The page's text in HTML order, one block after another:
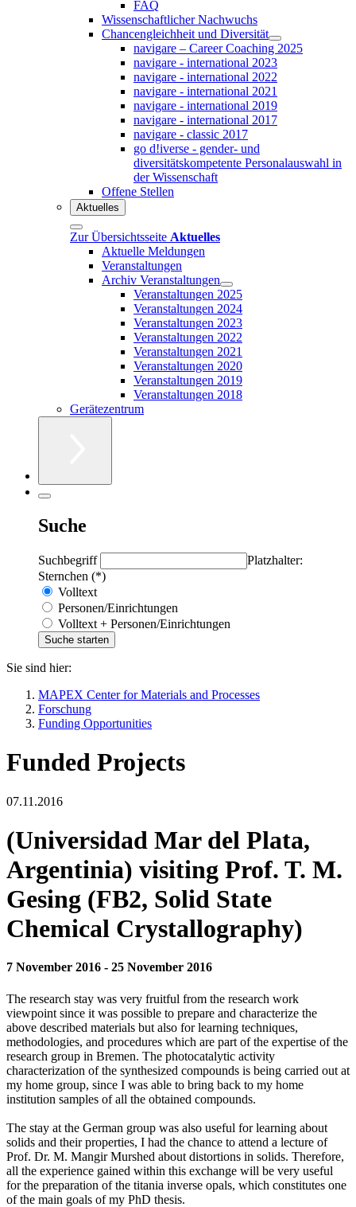
FAQ
Wissenschaftlicher Nachwuchs
Chancengleichheit und Diversität
navigare – Career Coaching 2025
navigare - international 2023
navigare - international 2022
navigare - international 2021
navigare - international 2019
navigare - international 2017
navigare - classic 2017
go d!iverse - gender- und
diversitätskompetente Personalauswahl in
der Wissenschaft
Offene Stellen
Aktuelles
Zur Übersichtsseite Aktuelles
Aktuelle Meldungen
Veranstaltungen
Archiv Veranstaltungen
Veranstaltungen 2025
Veranstaltungen 2024
Veranstaltungen 2023
Veranstaltungen 2022
Veranstaltungen 2021
Veranstaltungen 2020
Veranstaltungen 2019
Veranstaltungen 2018
Gerätezentrum
Suche
Suchbegriff
Platzhalter:
Sternchen (*)
Volltext
Personen/Einrichtungen
Volltext + Personen/Einrichtungen
Sie sind hier:
MAPEX Center for Materials and Processes
Forschung
Funding Opportunities
Funded Projects
07.11.2016
(Universidad Mar del Plata,
Argentinia) visiting Prof. T. M.
Gesing (FB2, Solid State
Chemical Crystallography)
7 November 2016 - 25 November 2016
The research stay was very fruitful from the research work
viewpoint since it was possible to prepare and characterize the
above described materials but also for learning techniques,
methodologies, and procedures which are part of the expertise of the
research group in Bremen. The photocatalytic activity
characterization of the synthesized compounds is being carried out at
my home group, since I was able to bring back to my home
institution samples of all the obtained compounds.
The stay at the German group was also useful for learning about
solids and their properties, I had the chance to attend a lecture of
Prof. Dr. M. Mangir Murshed about distortions in solids. Therefore,
all the experience gained within this exchange will be very useful
for the preparation of the titania inverse opals, which constitutes one
of the main goals of my PhD thesis.